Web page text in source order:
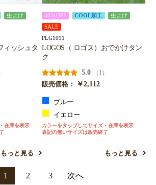
虫よけ
ィッシュタ
在庫を表示
もっと見る
40％OFF COOL加工
虫よけ
SALE
PLG1091
LOGOS（ ロゴス）おでかけタン
ク
5.0
（1）
販売価格：
￥2,112
ブルー
イエロー
カラーをタップしてサイズ・在庫を表示
表記の無いサイズは販売終了
もっと見る
1 2 3 次へ